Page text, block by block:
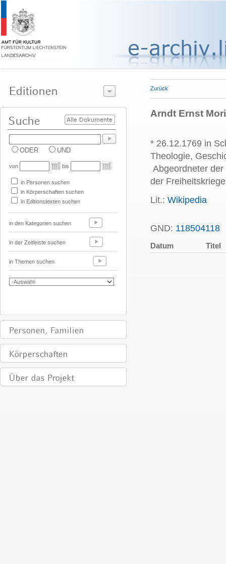
ODER UND
von bis
in Personen suchen
in Körperschaften suchen
in Editionstexten suchen
in den Kategorien suchen
in der Zeitleiste suchen
in Themen suchen
Zurück
Arndt Ernst
* 26.12.1769 in
Theologie,
Abgeordneter
der
Lit.: Wikipedia
GND: 118504118
Datum Titel